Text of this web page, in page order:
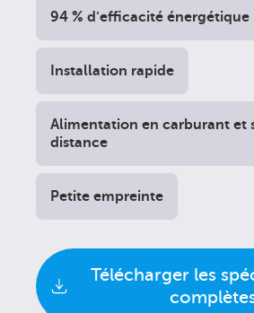
94 % d'efficacité énergétique
Installation rapide
Alimentation en carburant et
distance
Petite empreinte
Télécharger les